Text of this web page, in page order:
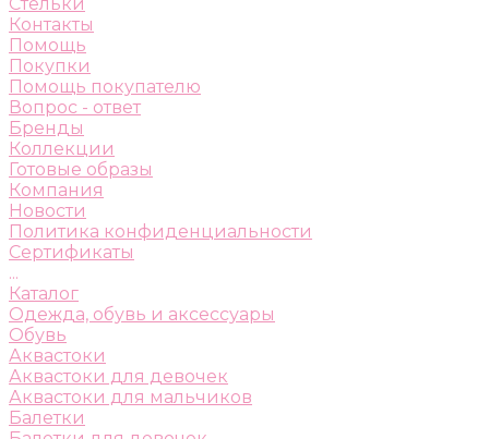
Контакты
Помощь
Покупки
Помощь покупателю
Вопрос - ответ
Бренды
Коллекции
Готовые образы
Компания
Новости
Политика конфиденциальности
Сертификаты
...
Каталог
Одежда, обувь и аксессуары
Обувь
Аквастоки
Аквастоки для девочек
Аквастоки для мальчиков
Балетки